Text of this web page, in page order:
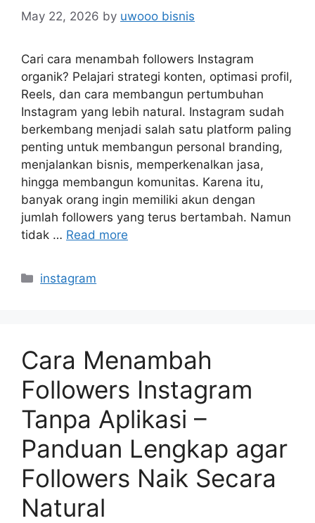
May 22, 2026 by uwooo bisnis
Cari cara menambah followers Instagram
organik? Pelajari strategi konten, optimasi profil,
Reels, dan cara membangun pertumbuhan
Instagram yang lebih natural. Instagram sudah
berkembang menjadi salah satu platform paling
penting untuk membangun personal branding,
menjalankan bisnis, memperkenalkan jasa,
hingga membangun komunitas. Karena itu,
banyak orang ingin memiliki akun dengan
jumlah followers yang terus bertambah. Namun
tidak … Read more
Categories
instagram
Cara Menambah
Followers Instagram
Tanpa Aplikasi –
Panduan Lengkap agar
Followers Naik Secara
Natural